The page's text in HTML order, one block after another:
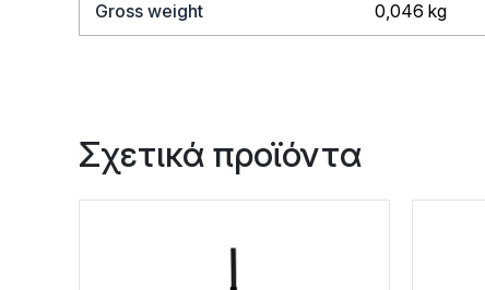
Gross weight 0,046 kg
Σχετικά προϊόντα